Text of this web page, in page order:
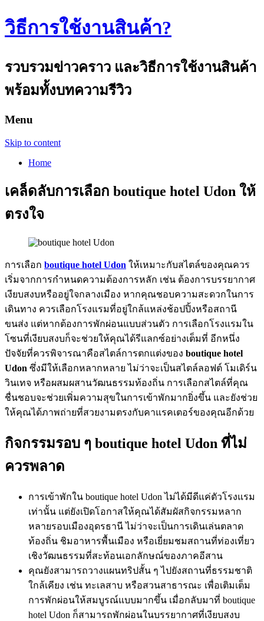
วิธีการใช้งานสินค้า?
รวบรวมข่าวคราว และวิธีการใช้งานสินค้า
พร้อมทั้งบทความรีวิว
Menu
Skip to content
Home
เคล็ดลับการเลือก boutique hotel Udon ให้
ตรงใจ
การเลือก boutique hotel Udon ให้เหมาะกับสไตล์ของคุณควร
เริ่มจากการกำหนดความต้องการหลัก เช่น ต้องการบรรยากาศ
เงียบสงบหรืออยู่ใจกลางเมือง หากคุณชอบความสะดวกในการ
เดินทาง ควรเลือกโรงแรมที่อยู่ใกล้แหล่งช้อปปิ้งหรือสถานี
ขนส่ง แต่หากต้องการพักผ่อนแบบส่วนตัว การเลือกโรงแรมใน
โซนที่เงียบสงบก็จะช่วยให้คุณได้รีแลกซ์อย่างเต็มที่ อีกหนึ่ง
ปัจจัยที่ควรพิจารณาคือสไตล์การตกแต่งของ boutique hotel
Udon ซึ่งมีให้เลือกหลากหลาย ไม่ว่าจะเป็นสไตล์ลอฟต์ โมเดิร์น
วินเทจ หรือผสมผสานวัฒนธรรมท้องถิ่น การเลือกสไตล์ที่คุณ
ชื่นชอบจะช่วยเพิ่มความสุขในการเข้าพักมากยิ่งขึ้น และยังช่วย
ให้คุณได้ภาพถ่ายที่สวยงามตรงกับคาแรคเตอร์ของคุณอีกด้วย
กิจกรรมรอบ ๆ boutique hotel Udon ที่ไม่
ควรพลาด
การเข้าพักใน boutique hotel Udon ไม่ได้มีดีแค่ตัวโรงแรม
เท่านั้น แต่ยังเปิดโอกาสให้คุณได้สัมผัสกิจกรรมหลาก
หลายรอบเมืองอุดรธานี ไม่ว่าจะเป็นการเดินเล่นตลาด
ท้องถิ่น ชิมอาหารพื้นเมือง หรือเยี่ยมชมสถานที่ท่องเที่ยว
เชิงวัฒนธรรมที่สะท้อนเอกลักษณ์ของภาคอีสาน
คุณยังสามารถวางแผนทริปสั้น ๆ ไปยังสถานที่ธรรมชาติ
ใกล้เคียง เช่น ทะเลสาบ หรือสวนสาธารณะ เพื่อเติมเต็ม
การพักผ่อนให้สมบูรณ์แบบมากขึ้น เมื่อกลับมาที่ boutique
hotel Udon ก็สามารถพักผ่อนในบรรยากาศที่เงียบสงบ